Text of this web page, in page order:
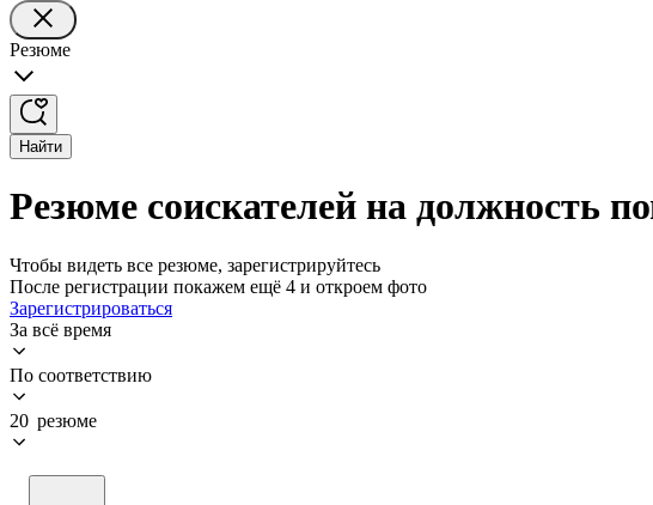
Резюме
Найти
Резюме соискателей на должность
Чтобы видеть все резюме, зарегистрируйтесь
После регистрации покажем ещё 4 и откроем фото
Зарегистрироваться
За всё время
По соответствию
20 резюме